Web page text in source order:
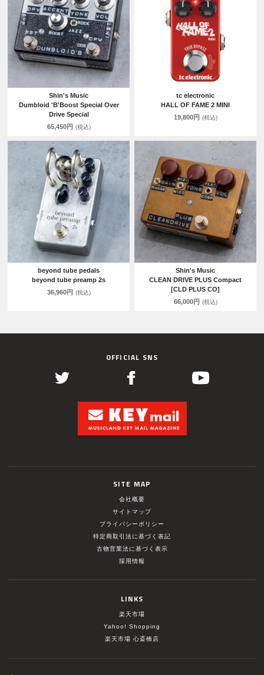
Shin's Music
Dumbloid 'B'Boost Special Over
Drive Special
65,450円 (税込)
tc electronic
HALL OF FAME 2 MINI
19,800円 (税込)
beyond tube pedals
beyond tube preamp 2s
36,960円 (税込)
Shin's Music
CLEAN DRIVE PLUS Compact
[CLD PLUS CO]
66,000円 (税込)
OFFICIAL SNS
SITE MAP
会社概要
サイトマップ
プライバシーポリシー
特定商取引法に基づく表記
古物営業法に基づく表示
採用情報
LINKS
楽天市場
Yahoo! Shopping
楽天市場 心斎橋店